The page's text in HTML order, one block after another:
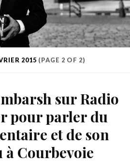
2015 (PAGE 2 OF 2)
sur Radio
pour parler du
et de son
à Courbevoie